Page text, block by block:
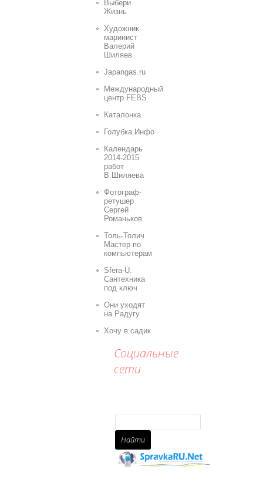
Выбери
Жизнь
Художник-
маринист
Валерий
Шиляев
Japangas.ru
Международный
центр FEBS
Каталонка
Голубка.Инфо
Календарь
2014-2015
работ
В.Шиляева
Фотограф-
ретушер
Сергей
Романьков
Толь-Толич.
Мастер по
компьютерам
Sfera-U.
Сантехника
под ключ
Они уходят
на Радугу
Хочу в садик
Социальные
сети